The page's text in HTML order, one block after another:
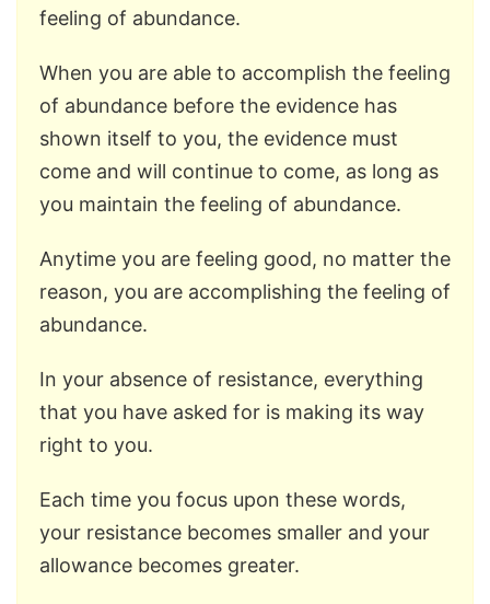
feeling of abundance.
When you are able to accomplish the feeling
of abundance before the evidence has
shown itself to you, the evidence must
come and will continue to come, as long as
you maintain the feeling of abundance.
Anytime you are feeling good, no matter the
reason, you are accomplishing the feeling of
abundance.
In your absence of resistance, everything
that you have asked for is making its way
right to you.
Each time you focus upon these words,
your resistance becomes smaller and your
allowance becomes greater.